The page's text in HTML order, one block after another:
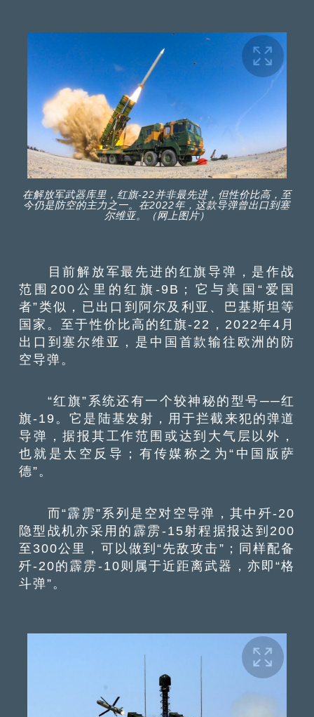
在解放军武器库里，红旗-22并非最先进，但性价比高，至
今仍是防空的主力之一。在2022年，这款导弹曾出口到塞
尔维亚。（网上图片）
目前解放军最先进的红旗导弹，是作战
范围200公里的红旗-9B；它与美国“爱国
者”类似，已出口到阿尔及利亚、巴基斯坦等
国家。至于性价比高的红旗-22，2022年4月
出口到塞尔维亚，是中国首款输往欧洲的防
空导弹。
“红旗”系统还有一个较神秘的型号──红
旗-19。它是陆基发射，用于拦截来犯的弹道
导弹，据报其工作范围或达到大气层以外，
也就是太空反导；有传媒称之为“中国版萨
德”。
而“霹雳”系列是空对空导弹，其中歼-20
隐型战机亦采用的霹雳-15射程据报达到200
至300公里，可以做到“先敌攻击”；同样配备
歼-20的霹雳-10则属于近距离武器，亦即“格
斗弹”。